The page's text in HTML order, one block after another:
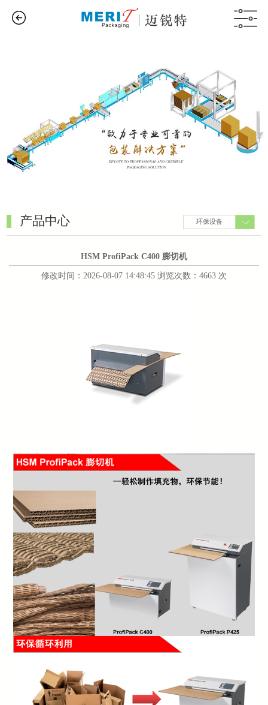
环保设备
产品中心
HSM ProfiPack C400 膨切机
修改时间：2026-08-07 14:48:45 浏览次数：4663 次